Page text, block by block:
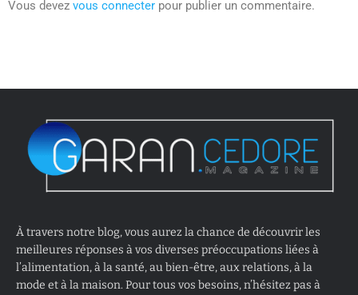
Vous devez vous connecter pour publier un commentaire.
À travers notre blog, vous aurez la chance de découvrir les
meilleures réponses à vos diverses préoccupations liées à
l’alimentation, à la santé, au bien-être, aux relations, à la
mode et à la maison. Pour tous vos besoins, n’hésitez pas à